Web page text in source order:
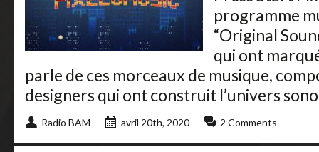
programme
“Original
qui ont
parle de ces morceaux de musique,
designers qui ont construit l’univers
Radio BAM avril 20th, 2020 2 Comments